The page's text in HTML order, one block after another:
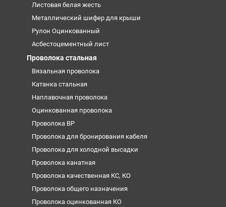
Листовая белая жесть
Металлический шифер для крыши
Рулон Оцинкованный
Асбестоцементный лист
Проволока стальная
Вязальная проволока
Катанка стальная
Наплавочная проволока
Оцинкованная проволока
Проволока ВР
Проволока для бронирования кабеля
Проволока для холодной высадки
Проволока канатная
Проволока качественная КС, КО
Проволока общего назначения
Проволока оцинкованная КО